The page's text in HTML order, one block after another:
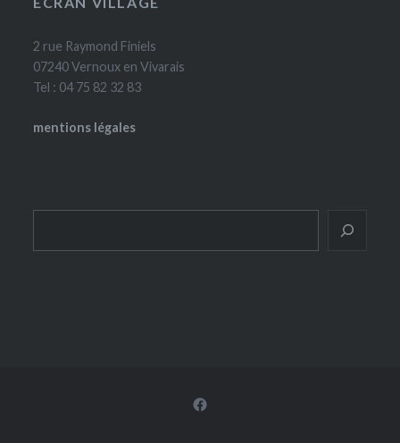
2 rue Raymond Finiels
07240 Vernoux en Vivarais
Tel : 04 75 82 32 83
mentions légales
Facebook